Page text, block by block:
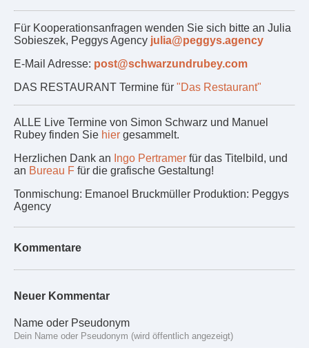
Für Kooperationsanfragen wenden Sie sich bitte an Julia
Sobieszek, Peggys Agency julia@peggys.agency
E-Mail Adresse: post@schwarzundrubey.com
DAS RESTAURANT Termine für "Das Restaurant"
ALLE Live Termine von Simon Schwarz und Manuel
Rubey finden Sie hier gesammelt.
Herzlichen Dank an Ingo Pertramer für das Titelbild, und
an Bureau F für die grafische Gestaltung!
Tonmischung: Emanoel Bruckmüller Produktion: Peggys
Agency
Kommentare
Neuer Kommentar
Name oder Pseudonym
Dein Name oder Pseudonym (wird öffentlich angezeigt)